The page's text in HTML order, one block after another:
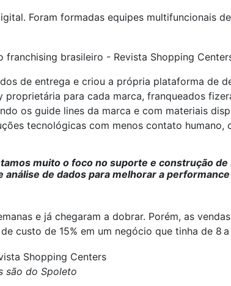
Foram formadas equipes multifuncionais
de entrega e criou a própria plataforma de
para cada marca, franqueados
os guide lines da marca e com materiais
tecnológicas com menos contato humano,
muito o foco no suporte e construção
de dados para melhorar a
e já chegaram a dobrar. Porém, as
custo de 15% em um negócio que tinha de 8
são do Spoleto